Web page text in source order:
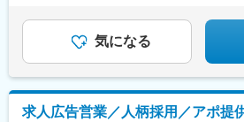
気になる
求人広告営業／人柄採用／アポ提